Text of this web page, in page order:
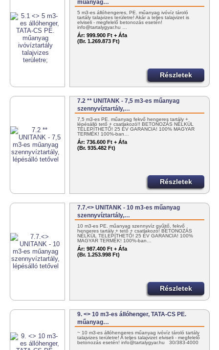
műanyag…
5 m3-es állóhengeres, PE. műanyag ivóvíz tároló
tartály talajvizes területre! Akár a teljes talajvizet is
elviseli - megfelelő betonozás esetén!
info@tartalygyar.hu …
Ár: 999.900 Ft + Áfa
(Br. 1.269.873 Ft)
Részletek
7.2 ** UNITANK - 7,5 m3-es műanyag
szennyvíztartály,…
7,5 m3-es PE. műanyag fekvő hengeres tartály +
lépésálló tető + csatlakozó!! BETONOZÁS NÉLKÜL
TELEPÍTHETŐ! 25 ÉV GARANCIA! 100% MAGYAR
TERMÉK! 100%-ban…
Ár: 736.600 Ft + Áfa
(Br. 935.482 Ft)
Részletek
7.7.<> UNITANK - 10 m3-es műanyag
szennyvíztartály,…
10 m3-es PE. műanyag szennyvíz gyűjtő, fekvő
hengeres tartály + tető + csatlakozó! BETONOZÁS
NÉLKÜL TELEPÍTHETŐ! 25 ÉV GARANCIA! 100%
MAGYAR TERMÉK! 100%-ban…
Ár: 987.400 Ft + Áfa
(Br. 1.253.998 Ft)
Részletek
9. <> 10 m3-es állóhenger, TATA-CS PE.
műanyag…
~ 10 m3-es állóhengeres műanyag ivóvíz tároló tartály
talajvizes területre! A teljes talajvizet elviseli - megfelelő
betonozás esetén! info@tartalygyar.hu 30/383-4000